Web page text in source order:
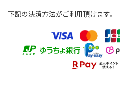
下記の決済方法がご利用頂けます。